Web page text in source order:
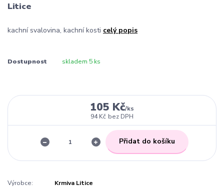
Litice
kachní svalovina, kachní kosti celý popis
Dostupnost skladem 5 ks
105 Kč/ks
94 Kč bez DPH
Přidat do košíku
Výrobce:
Krmiva Litice